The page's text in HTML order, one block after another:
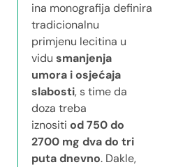
ina monografija definira
tradicionalnu
primjenu lecitina u
vidu smanjenja
umora i osjećaja
slabosti, s time da
doza treba
iznositi od 750 do
2700 mg dva do tri
puta dnevno. Dakle,